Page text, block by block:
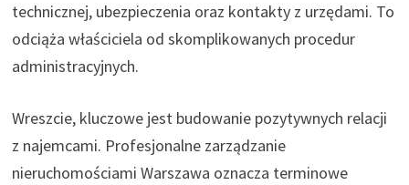
technicznej, ubezpieczenia oraz kontakty z urzędami. To
odciąża właściciela od skomplikowanych procedur
administracyjnych.
Wreszcie, kluczowe jest budowanie pozytywnych relacji
z najemcami. Profesjonalne zarządzanie
nieruchomościami Warszawa oznacza terminowe